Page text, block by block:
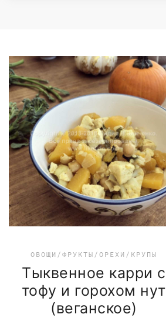
ОВОЩИ/ФРУКТЫ/ОРЕХИ/КРУПЫ
Тыквенное карри с
тофу и горохом нут
(веганское)